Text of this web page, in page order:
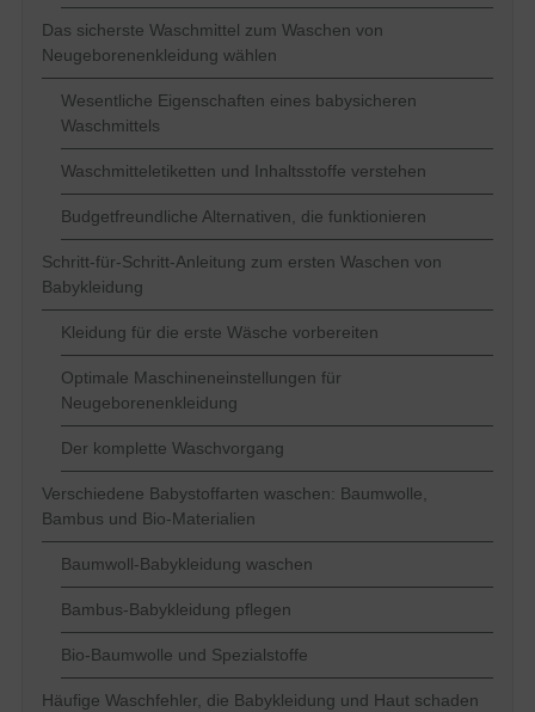
Das sicherste Waschmittel zum Waschen von
Neugeborenenkleidung wählen
Wesentliche Eigenschaften eines babysicheren
Waschmittels
Waschmitteletiketten und Inhaltsstoffe verstehen
Budgetfreundliche Alternativen, die funktionieren
Schritt-für-Schritt-Anleitung zum ersten Waschen von
Babykleidung
Kleidung für die erste Wäsche vorbereiten
Optimale Maschineneinstellungen für
Neugeborenenkleidung
Der komplette Waschvorgang
Verschiedene Babystoffarten waschen: Baumwolle,
Bambus und Bio-Materialien
Baumwoll-Babykleidung waschen
Bambus-Babykleidung pflegen
Bio-Baumwolle und Spezialstoffe
Häufige Waschfehler, die Babykleidung und Haut schaden